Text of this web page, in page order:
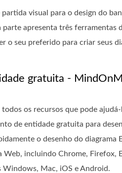
visual para o design do
apresenta três ferramentas
o seu preferido para criar seus
gratuita -
os recursos que pode
de entidade gratuita para
o desenho do diagrama
incluindo Chrome, Firefox,
Windows, Mac, iOS e Android.